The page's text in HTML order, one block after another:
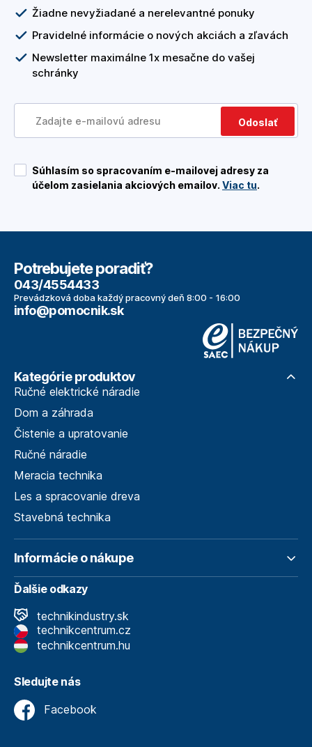
Žiadne nevyžiadané a nerelevantné ponuky
Pravidelné informácie o nových akciách a zľavách
Newsletter maximálne 1x mesačne do vašej
schránky
Odoslať
Súhlasím so spracovaním e-mailovej adresy za
účelom zasielania akciových emailov. Viac tu.
Potrebujete poradiť?
043/4554433
Prevádzková doba každý pracovný deň 8:00 - 16:00
info@pomocnik.sk
Kategórie produktov
Ručné elektrické náradie
Dom a záhrada
Čistenie a upratovanie
Ručné náradie
Meracia technika
Les a spracovanie dreva
Stavebná technika
Informácie o nákupe
Ďalšie odkazy
technikindustry.sk
technikcentrum.cz
technikcentrum.hu
Sledujte nás
Facebook